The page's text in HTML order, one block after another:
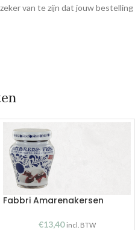
van te zijn dat jouw bestelling
Fabbri Amarenakersen
€13,40 incl. BTW